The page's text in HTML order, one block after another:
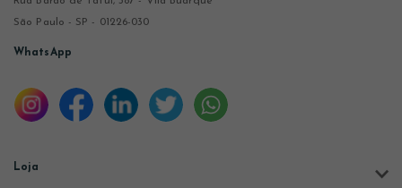
São Paulo - SP - 01226-030
WhatsApp
Loja